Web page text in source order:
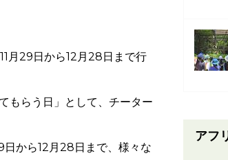
月29日から12月28日まで行
もらう日」として、チーター
日から12月28日まで、様々な
アフ